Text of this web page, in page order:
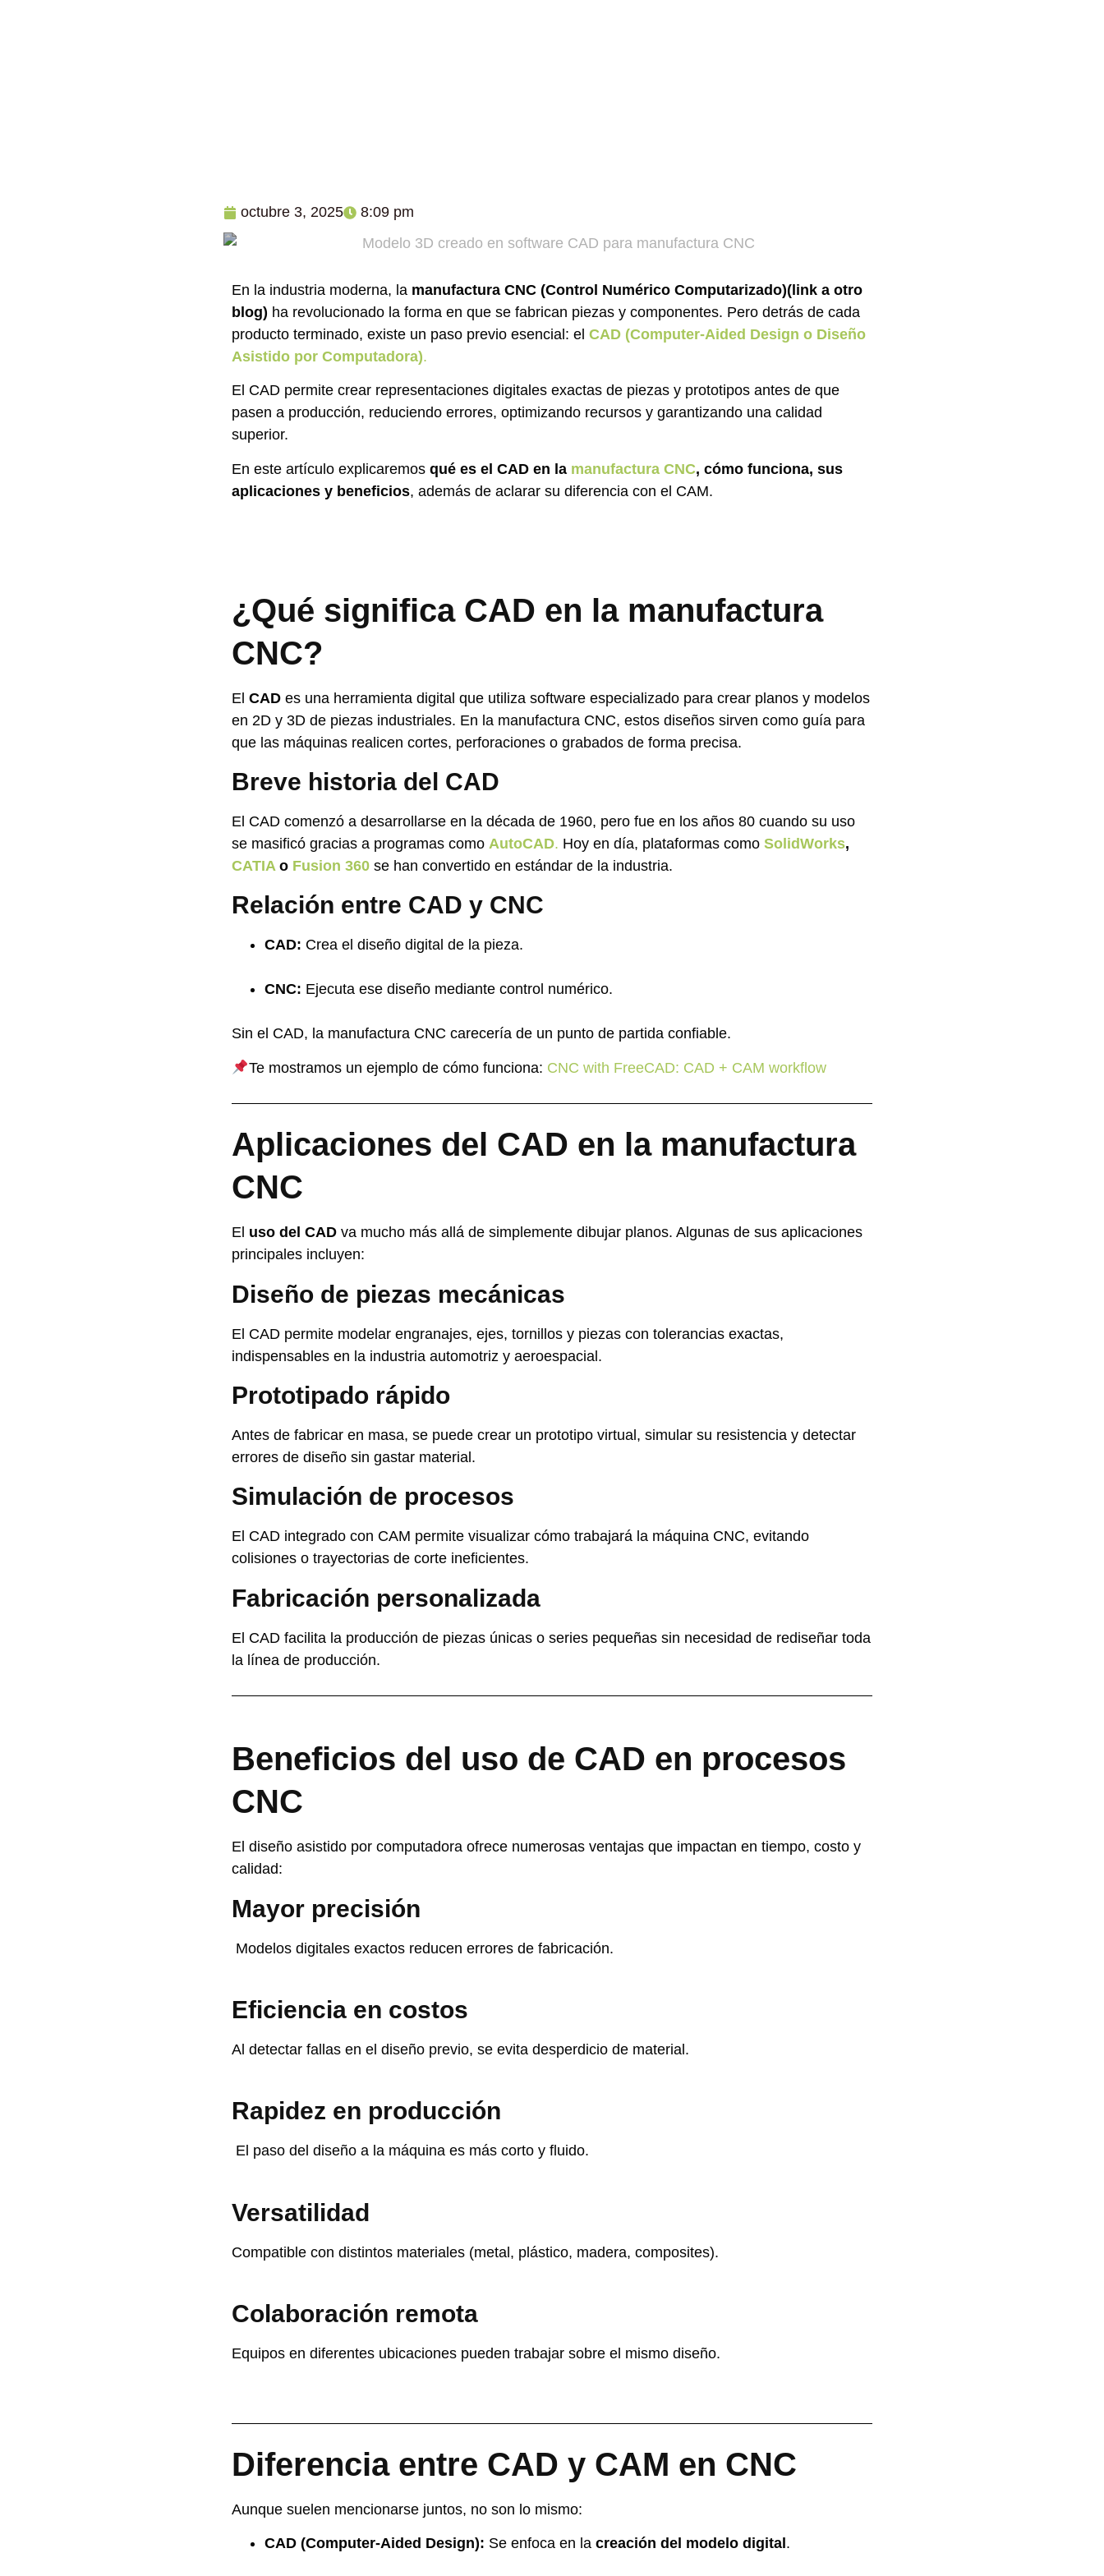
octubre 3, 2025 8:09 pm
En la industria moderna, la manufactura CNC (Control Numérico Computarizado)(link a otro
blog) ha revolucionado la forma en que se fabrican piezas y componentes. Pero detrás de cada
producto terminado, existe un paso previo esencial: el CAD (Computer-Aided Design o Diseño
Asistido por Computadora).
El CAD permite crear representaciones digitales exactas de piezas y prototipos antes de que
pasen a producción, reduciendo errores, optimizando recursos y garantizando una calidad
superior.
En este artículo explicaremos qué es el CAD en la manufactura CNC, cómo funciona, sus
aplicaciones y beneficios, además de aclarar su diferencia con el CAM.
¿Qué significa CAD en la manufactura
CNC?
El CAD es una herramienta digital que utiliza software especializado para crear planos y modelos
en 2D y 3D de piezas industriales. En la manufactura CNC, estos diseños sirven como guía para
que las máquinas realicen cortes, perforaciones o grabados de forma precisa.
Breve historia del CAD
El CAD comenzó a desarrollarse en la década de 1960, pero fue en los años 80 cuando su uso
se masificó gracias a programas como AutoCAD. Hoy en día, plataformas como SolidWorks,
CATIAo Fusion 360 se han convertido en estándar de la industria.
Relación entre CAD y CNC
CAD: Crea el diseño digital de la pieza.
CNC: Ejecuta ese diseño mediante control numérico.
Sin el CAD, la manufactura CNC carecería de un punto de partida confiable.
Te mostramos un ejemplo de cómo funciona: CNC with FreeCAD: CAD + CAM workflow
Aplicaciones del CAD en la manufactura
CNC
El uso del CAD va mucho más allá de simplemente dibujar planos. Algunas de sus aplicaciones
principales incluyen:
Diseño de piezas mecánicas
El CAD permite modelar engranajes, ejes, tornillos y piezas con tolerancias exactas,
indispensables en la industria automotriz y aeroespacial.
Prototipado rápido
Antes de fabricar en masa, se puede crear un prototipo virtual, simular su resistencia y detectar
errores de diseño sin gastar material.
Simulación de procesos
El CAD integrado con CAM permite visualizar cómo trabajará la máquina CNC, evitando
colisiones o trayectorias de corte ineficientes.
Fabricación personalizada
El CAD facilita la producción de piezas únicas o series pequeñas sin necesidad de rediseñar toda
la línea de producción.
Beneficios del uso de CAD en procesos
CNC
El diseño asistido por computadora ofrece numerosas ventajas que impactan en tiempo, costo y
calidad:
Mayor precisión
Modelos digitales exactos reducen errores de fabricación.
Eficiencia en costos
Al detectar fallas en el diseño previo, se evita desperdicio de material.
Rapidez en producción
El paso del diseño a la máquina es más corto y fluido.
Versatilidad
Compatible con distintos materiales (metal, plástico, madera, composites).
Colaboración remota
Equipos en diferentes ubicaciones pueden trabajar sobre el mismo diseño.
Diferencia entre CAD y CAM en CNC
Aunque suelen mencionarse juntos, no son lo mismo:
CAD (Computer-Aided Design): Se enfoca en la creación del modelo digital .